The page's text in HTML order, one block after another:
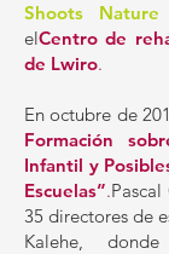
Shoots Nature
elCentro de
de Lwiro.
En octubre de
Formación
Infantil y
Escuelas”.
35 directores de
Kalehe,